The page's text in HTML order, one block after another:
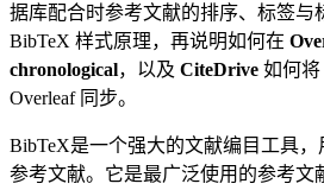
据库配合时参考文献的排序、标签与
BibTeX 样式原理，再说明如何在
chronological，以及 CiteDrive 如何将
Overleaf 同步。
BibTeX是一个强大的文献编目工具
参考文献。它是最广泛使用的参考文